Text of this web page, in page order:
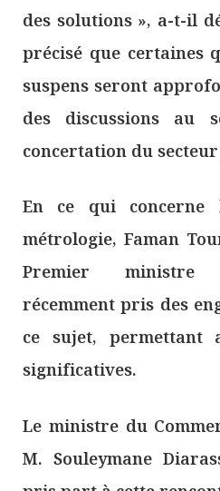
des solutions », a-t-il
précisé que certaines
suspens seront
des discussions au
concertation du
En ce qui
métrologie, Faman
Premier ministre
récemment pris des
ce sujet, permettant
significatives.
Le ministre du
M. Souleymane